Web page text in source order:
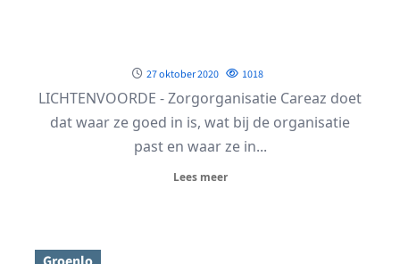
27 oktober 2020 1018
LICHTENVOORDE - Zorgorganisatie Careaz doet
dat waar ze goed in is, wat bij de organisatie
past en waar ze in...
Lees meer